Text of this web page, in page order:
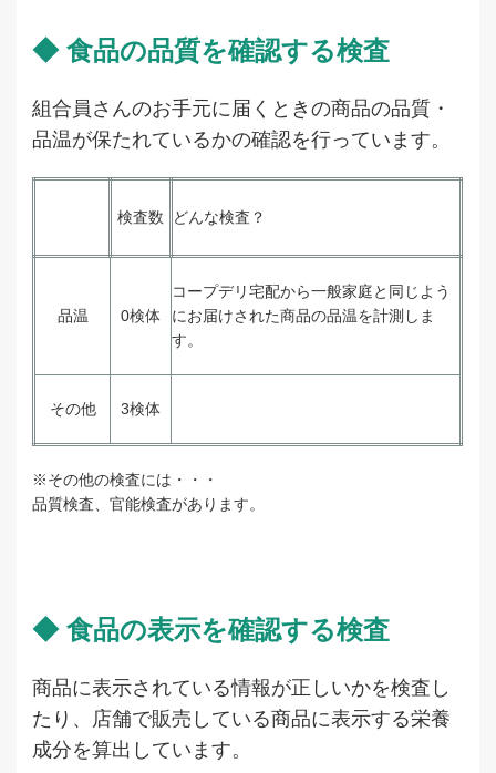
◆ 食品の品質を確認する検査
組合員さんのお手元に届くときの商品の品質・
品温が保たれているかの確認を行っています。
検査数 どんな検査？
品温 0検体
コープデリ宅配から一般家庭と同じよう
にお届けされた商品の品温を計測しま
す。
その他 3検体
※その他の検査には・・・
品質検査、官能検査があります。
◆ 食品の表示を確認する検査
商品に表示されている情報が正しいかを検査し
たり、店舗で販売している商品に表示する栄養
成分を算出しています。